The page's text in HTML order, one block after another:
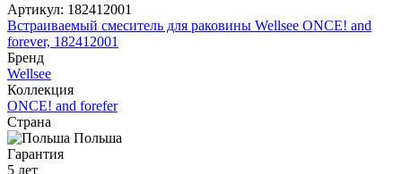
Артикул: 182412001
Встраиваемый смеситель для раковины Wellsee ONCE! and
forever, 182412001
Бренд
Wellsee
Коллекция
ONCE! and forefer
Страна
Польша
Гарантия
5 лет